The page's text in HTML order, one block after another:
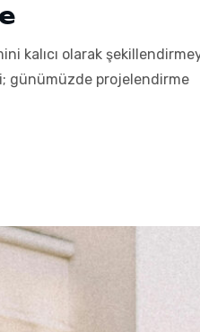
kalıcı olarak
günümüzde projelendirme